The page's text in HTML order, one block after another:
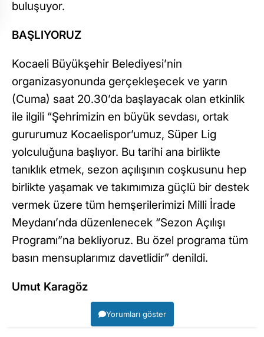
buluşuyor.
BAŞLIYORUZ
Kocaeli Büyükşehir Belediyesi’nin
organizasyonunda gerçekleşecek ve yarın
(Cuma) saat 20.30’da başlayacak olan etkinlik
ile ilgili “Şehrimizin en büyük sevdası, ortak
gururumuz Kocaelispor’umuz, Süper Lig
yolculuğuna başlıyor. Bu tarihi ana birlikte
tanıklık etmek, sezon açılışının coşkusunu hep
birlikte yaşamak ve takımımıza güçlü bir destek
vermek üzere tüm hemşerilerimizi Milli İrade
Meydanı’nda düzenlenecek “Sezon Açılışı
Programı”na bekliyoruz. Bu özel programa tüm
basın mensuplarımız davetlidir” denildi.
Umut Karagöz
Yorumları göster